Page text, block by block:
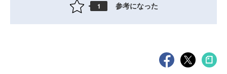
1 参考になった